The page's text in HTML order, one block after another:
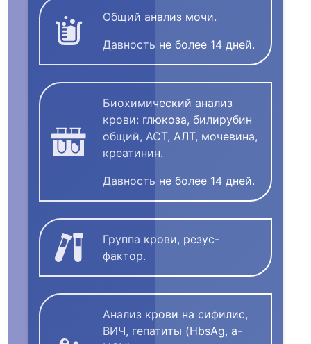
Общий анализ мочи.
Давность не более 14 дней.
Биохимический анализ
крови: глюкоза, билирубин
общий, АСТ, АЛТ, мочевина,
креатинин.
Давность не более 14 дней.
Группа крови, резус-
фактор.
Анализ крови на сифилис,
ВИЧ, гепатиты (HbsAg, a-